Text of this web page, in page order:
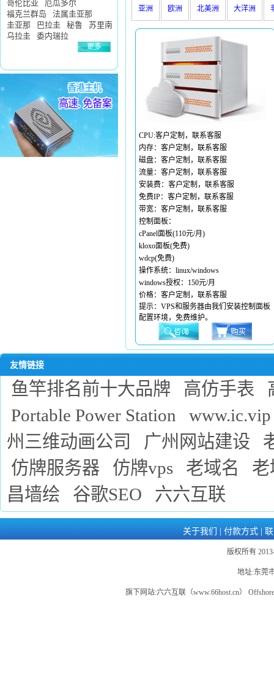
哥伦比亚
厄瓜多尔
福克兰群岛
法属圭亚那
圭亚那
巴拉圭 秘鲁
苏里南
乌拉圭
委内瑞拉
更多
亚洲 欧洲 北美洲 大洋洲
CPU:客户定制，联系客服
内存：客户定制，联系客服
磁盘：客户定制，联系客服
流量：客户定制，联系客服
安装费：客户定制，联系客服
免费IP：客户定制，联系客服
带宽：客户定制，联系客服
控制面板：
cPanel面板(110元/月)
kloxo面板(免费)
wdcp(免费)
操作系统：linux/windows
windows授权：150元/月
价格：客户定制，联系客服
提示：VPS和服务器由我们安装控制面板
配置环境，免费维护。
友情链接
鱼竿排名前十大品牌 高仿手表
Portable Power Station
www.ic.vip
州三维动画公司
广州网站建设
仿牌服务器
仿牌vps 老域名
老
昌墙绘
谷歌SEO 六六互联
关于我们 付款方式
版权所有
地址:东莞
旗下网站:六六互联 （www.66host.cn）